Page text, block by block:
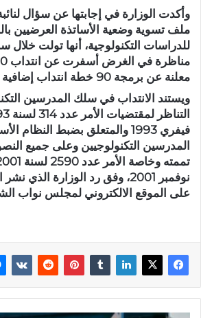
وأكدت الوزارة في إجابتها عن سؤال
ملف تسوية وضعية الأساتذة العرضيين
معلنة عن برمجة 90 خطة انتداب إضافية بعنوان سنة 2026.
ويستند الانتداب في سلك المدرسين
فيفري 1993 والمتعلق بضبط
المدرسين التكنولوجيين وعلى جميع
على الموقع الالكتروني لمجلس نواب